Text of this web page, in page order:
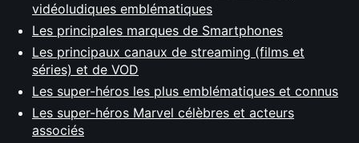
vidéoludiques emblématiques
Les principales marques de Smartphones
Les principaux canaux de streaming (films et
séries) et de VOD
Les super-héros les plus emblématiques et connus
Les super-héros Marvel célèbres et acteurs
associés